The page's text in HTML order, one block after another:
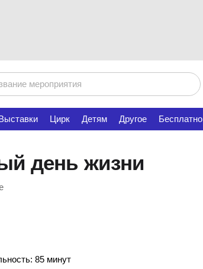
Цирк Детям Другое Бесплатно
день жизни
85 минут